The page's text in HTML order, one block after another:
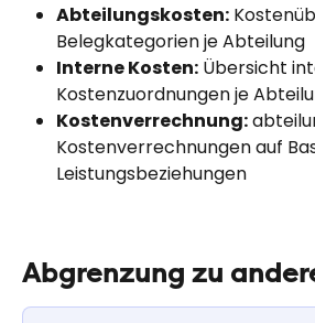
Abteilungskosten:
Belegkategorien je Abteilung
Interne Kosten: Übersicht
Kostenzuordnungen je
Kostenverrechnung:
Kostenverrechnungen auf
Leistungsbeziehungen
Abgrenzung zu